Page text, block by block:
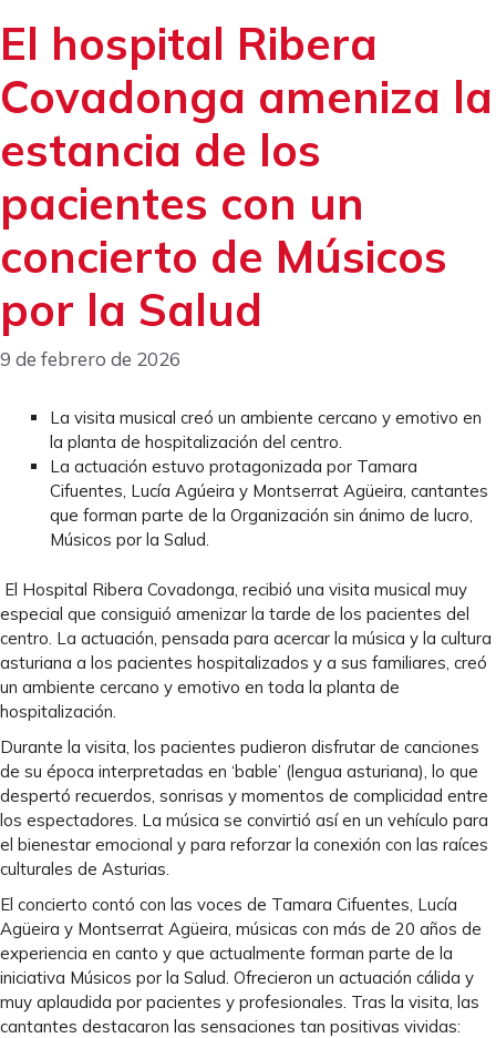
El hospital Ribera
Covadonga ameniza la
estancia de los
pacientes con un
concierto de Músicos
por la Salud
9 de febrero de 2026
La visita musical creó un ambiente cercano y emotivo en
la planta de hospitalización del centro.
La actuación estuvo protagonizada por Tamara
Cifuentes, Lucía Agúeira y Montserrat Agüeira, cantantes
que forman parte de la Organización sin ánimo de lucro,
Músicos por la Salud.
El Hospital Ribera Covadonga, recibió una visita musical muy
especial que consiguió amenizar la tarde de los pacientes del
centro. La actuación, pensada para acercar la música y la cultura
asturiana a los pacientes hospitalizados y a sus familiares, creó
un ambiente cercano y emotivo en toda la planta de
hospitalización.
Durante la visita, los pacientes pudieron disfrutar de canciones
de su época interpretadas en ‘bable’ (lengua asturiana), lo que
despertó recuerdos, sonrisas y momentos de complicidad entre
los espectadores. La música se convirtió así en un vehículo para
el bienestar emocional y para reforzar la conexión con las raíces
culturales de Asturias.
El concierto contó con las voces de Tamara Cifuentes, Lucía
Agüeira y Montserrat Agüeira, músicas con más de 20 años de
experiencia en canto y que actualmente forman parte de la
iniciativa Músicos por la Salud. Ofrecieron un actuación cálida y
muy aplaudida por pacientes y profesionales. Tras la visita, las
cantantes destacaron las sensaciones tan positivas vividas: